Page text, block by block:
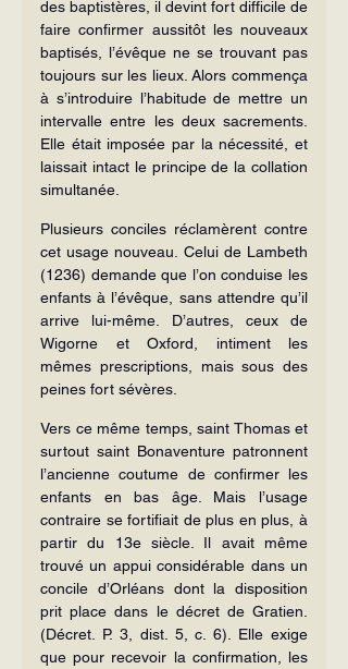
des baptistères, il devint fort difficile de
faire confirmer aussitôt les nouveaux
baptisés, l’évêque ne se trouvant pas
toujours sur les lieux. Alors commença
à s’introduire l’habitude de mettre un
intervalle entre les deux sacrements.
Elle était imposée par la nécessité, et
laissait intact le principe de la collation
simultanée.
Plusieurs conciles réclamèrent contre
cet usage nouveau. Celui de Lambeth
(1236) demande que l’on conduise les
enfants à l’évêque, sans attendre qu’il
arrive lui-même. D’autres, ceux de
Wigorne et Oxford, intiment les
mêmes prescriptions, mais sous des
peines fort sévères.
Vers ce même temps, saint Thomas et
surtout saint Bonaventure patronnent
l’ancienne coutume de confirmer les
enfants en bas âge. Mais l’usage
contraire se fortifiait de plus en plus, à
partir du 13e siècle. Il avait même
trouvé un appui considérable dans un
concile d’Orléans dont la disposition
prit place dans le décret de Gratien.
(Décret. P. 3, dist. 5, c. 6). Elle exige
que pour recevoir la confirmation, les